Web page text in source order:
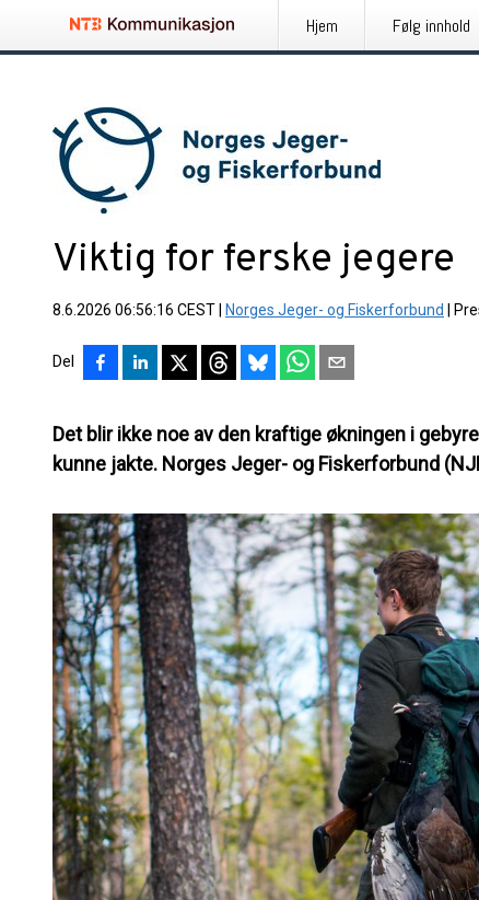
Hjem Følg innhold
Viktig for ferske jegere
8.6.2026 06:56:16 CEST Norges Jeger- og Fiskerforbund
Del
Det blir ikke noe av den kraftige økningen i
kunne jakte. Norges Jeger- og Fiskerforbund